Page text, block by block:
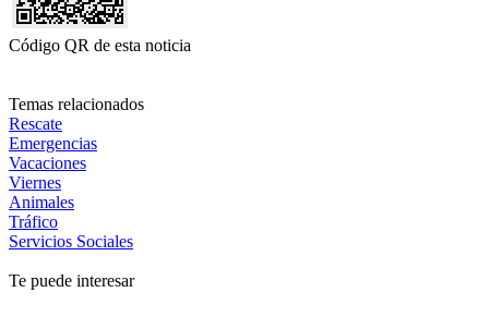
Código QR de esta noticia
Temas relacionados
Rescate
Emergencias
Vacaciones
Viernes
Animales
Tráfico
Servicios Sociales
Te puede interesar